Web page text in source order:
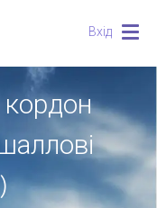
Вхід
кордон